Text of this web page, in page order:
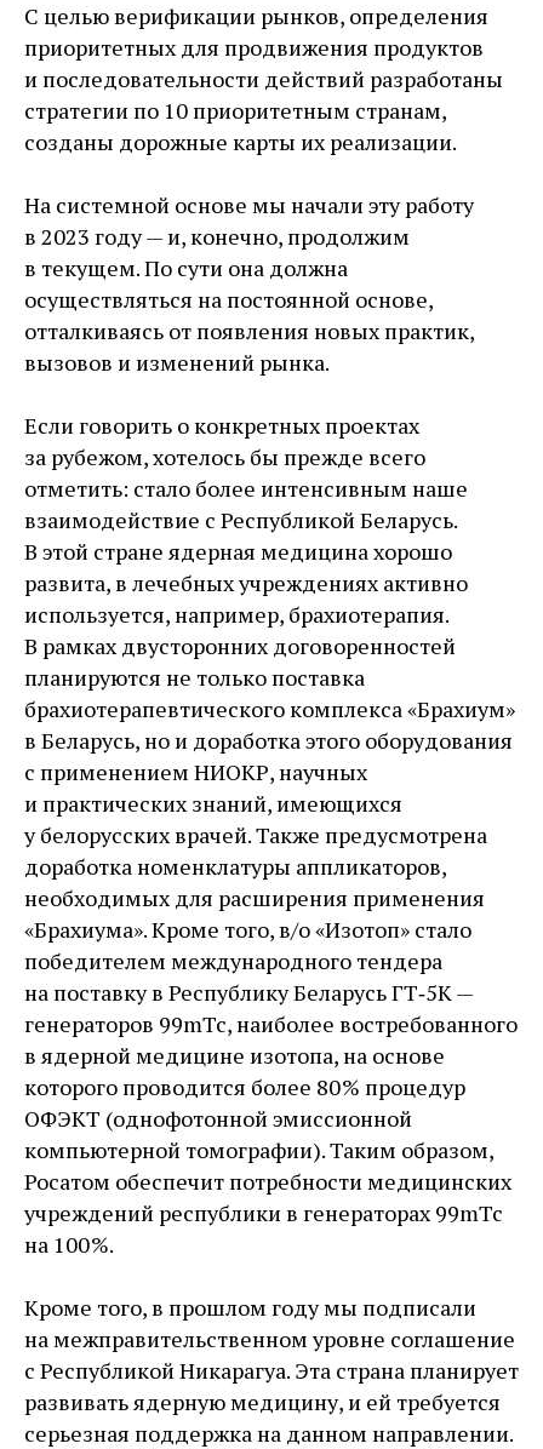
С целью верификации рынков, определения
приоритетных для продвижения продуктов
и последовательности действий разработаны
стратегии по 10 приоритетным странам,
созданы дорожные карты их реализации.
На системной основе мы начали эту работу
в 2023 году — и, конечно, продолжим
в текущем. По сути она должна
осуществляться на постоянной основе,
отталкиваясь от появления новых практик,
вызовов и изменений рынка.
Если говорить о конкретных проектах
за рубежом, хотелось бы прежде всего
отметить: стало более интенсивным наше
взаимодействие с Республикой Беларусь.
В этой стране ядерная медицина хорошо
развита, в лечебных учреждениях активно
используется, например, брахиотерапия.
В рамках двусторонних договоренностей
планируются не только поставка
брахиотерапевтического комплекса «Брахиум»
в Беларусь, но и доработка этого оборудования
с применением НИОКР, научных
и практических знаний, имеющихся
у белорусских врачей. Также предусмотрена
доработка номенклатуры аппликаторов,
необходимых для расширения применения
«Брахиума». Кроме того, в/о «Изотоп» стало
победителем международного тендера
на поставку в Республику Беларусь ГТ‑5К —
генераторов 99mTc, наиболее востребованного
в ядерной медицине изотопа, на основе
которого проводится более 80 % процедур
ОФЭКТ (однофотонной эмиссионной
компьютерной томографии). Таким образом,
Росатом обеспечит потребности медицинских
учреждений республики в генераторах 99mTc
на 100 %.
Кроме того, в прошлом году мы подписали
на межправительственном уровне соглашение
с Республикой Никарагуа. Эта страна планирует
развивать ядерную медицину, и ей требуется
серьезная поддержка на данном направлении.